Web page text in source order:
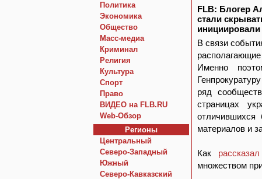
Политика
Экономика
Общество
Macc-медиа
Криминал
Религия
Культура
Спорт
Право
ВИДЕО на FLB.RU
Web-Обзор
Регионы
Центральный
Северо-Западный
Южный
Северо-Кавказский
FLB: Блогер
стали
В связи
Именно
ряд
страницах
отличившихся
материалов и
Как
множеством